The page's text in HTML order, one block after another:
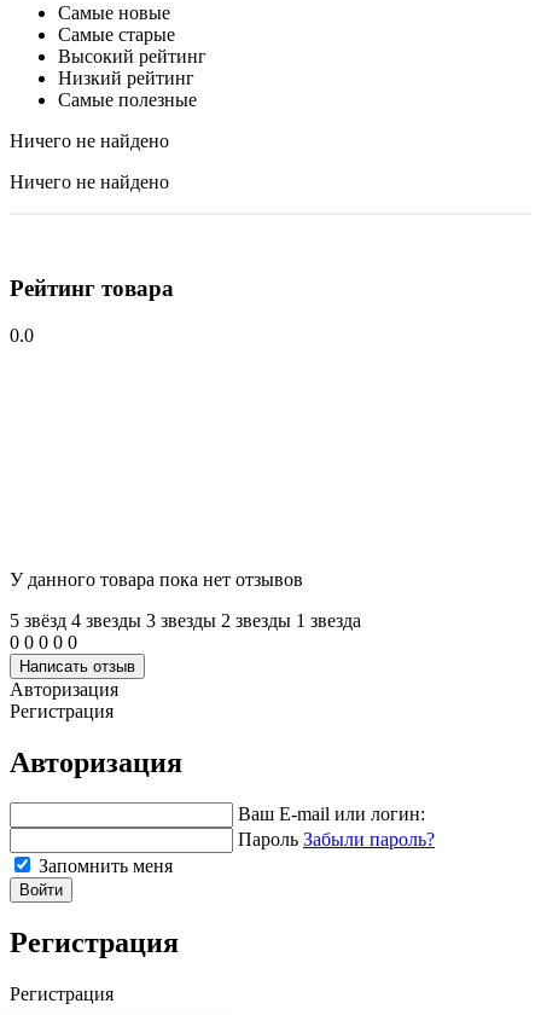
Самые новые
Самые старые
Высокий рейтинг
Низкий рейтинг
Самые полезные
Ничего не найдено
Ничего не найдено
Рейтинг товара
0.0
У данного товара пока нет отзывов
5 звёзд 4 звeзды 3 звeзды 2 звeзды 1 звeзда
0 0 0 0 0
Написать отзыв
Авторизация
Регистрация
Авторизация
Ваш E-mail или логин:
Пароль Забыли пароль?
Запомнить меня
Войти
Регистрация
Регистрация